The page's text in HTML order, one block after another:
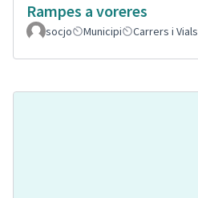
Rampes a voreres
socjo
Municipi Carrers i Vials